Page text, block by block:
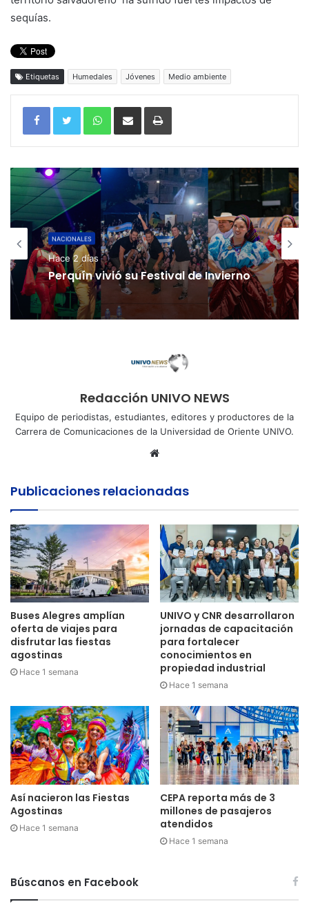
sequías.
Etiquetas Humedales Jóvenes Medio ambiente
WhatsAppCompartir por correo electrónicoImprimir
NACIONALES
Hace 2 días
Perquín vivió su Festival de Invierno
Redacción UNIVO NEWS
Equipo de periodistas, estudiantes, editores y productores de la
Carrera de Comunicaciones de la Universidad de Oriente UNIVO.
Sitio
Publicaciones relacionadas
Buses Alegres amplían
oferta de viajes para
disfrutar las fiestas
agostinas
Hace 1 semana
UNIVO y CNR desarrollaron
jornadas de capacitación
para fortalecer
conocimientos en
propiedad industrial
Hace 1 semana
Así nacieron las Fiestas
Agostinas
Hace 1 semana
CEPA reporta más de 3
millones de pasajeros
atendidos
Hace 1 semana
Búscanos en Facebook